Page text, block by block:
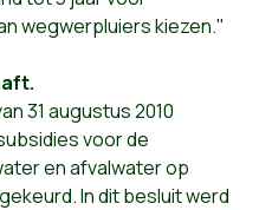
wegwerpluiers kiezen."
31 augustus 2010
voor de
en afvalwater op
In dit besluit werd